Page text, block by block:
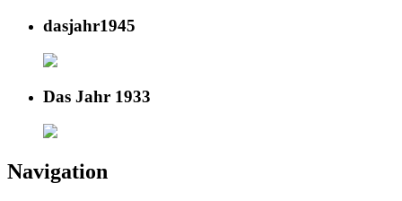
dasjahr1945
Das Jahr 1933
Navigation